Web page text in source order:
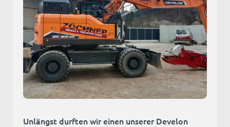
Unlängst durften wir einen unserer Develon